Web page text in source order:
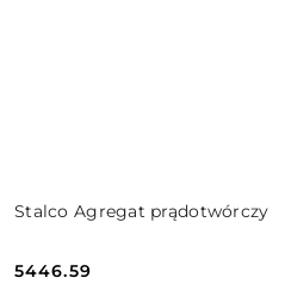
Stalco Agregat prądotwórczy
5446.59